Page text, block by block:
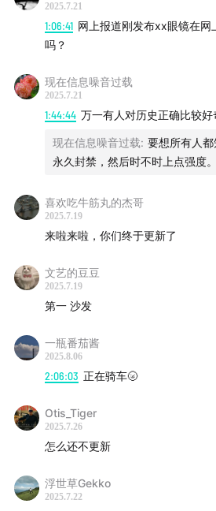
2025.7.21
1:06:41 网上报道刚发布xx眼镜在网
吗？
现在信息噪音过载
2025.7.21
1:44:44 万一有人对历史正确比较
现在信息噪音过载: 要想所有人
永久封禁，然后时不时上点强度。
喜欢吃牛筋丸的杰哥
2025.7.19
来啦来啦，你们终于更新了
文艺的豆豆
2025.7.19
第一 沙发
一瓶番茄酱
2025.8.06
2:06:03 正在骑车🌝
Otis_Tiger
2025.7.26
怎么还不更新
浮世草Gekko
2025.7.22